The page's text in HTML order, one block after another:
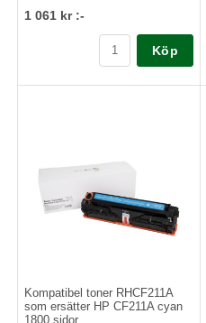
1 061 kr :-
Köp
Kompatibel toner RHCF211A
som ersätter HP CF211A cyan
1800 sidor